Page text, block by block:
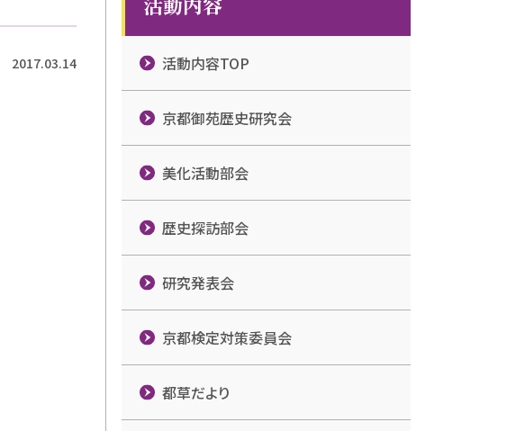
活動内容TOP
京都御苑歴史研究会
美化活動部会
歴史探訪部会
研究発表会
京都検定対策委員会
都草だより
2017.03.14